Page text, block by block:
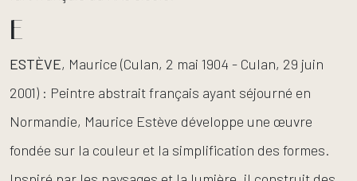
E
ESTÈVE, Maurice (Culan, 2 mai 1904 - Culan, 29 juin
2001) : Peintre abstrait français ayant séjourné en
Normandie, Maurice Estève développe une œuvre
fondée sur la couleur et la simplification des formes.